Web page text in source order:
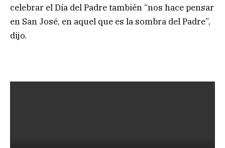
celebrar el Día del Padre también “nos hace pensar
en San José, en aquel que es la sombra del Padre”,
dijo.